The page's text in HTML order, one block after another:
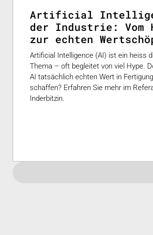
Artificial
der Industrie: Vom
zur echten
Artificial Intelligence (AI) ist ein heiss
Thema – oft begleitet von viel Hype.
AI tatsächlich echten Wert in
schaffen? Erfahren Sie mehr im
Inderbitzin.